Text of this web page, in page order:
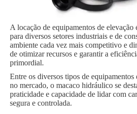
A locação de equipamentos de elevação
para diversos setores industriais e de
ambiente cada vez mais competitivo e
de otimizar recursos e garantir a
primordial.
Entre os diversos tipos de
no mercado, o macaco hidráulico se
praticidade e capacidade de lidar com
segura e controlada.